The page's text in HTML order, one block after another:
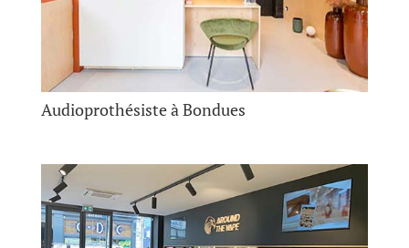
Audioprothésiste à Bondues